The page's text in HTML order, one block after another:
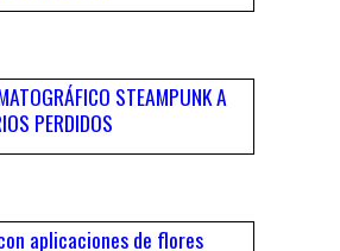
10
STEAMPUNK A
PERDIDOS
11
aplicaciones de flores